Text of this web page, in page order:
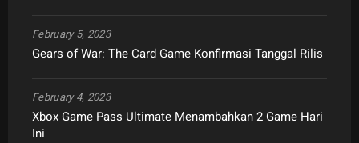
Gears of War: The Card Game Konfirmasi Tanggal Rilis
February 5, 2023
Xbox Game Pass Ultimate Menambahkan 2 Game Hari
Ini
February 4, 2023